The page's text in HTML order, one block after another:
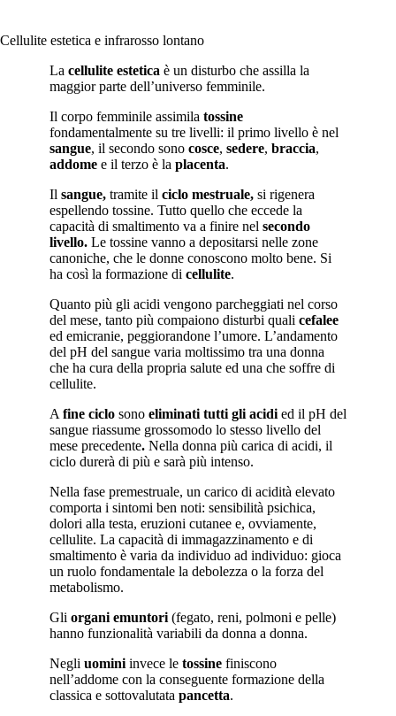
Cellulite estetica e infrarosso lontano
La cellulite estetica è un disturbo che assilla la
maggior parte dell’universo femminile.
Il corpo femminile assimila tossine
fondamentalmente su tre livelli: il primo livello è nel
sangue, il secondo sono cosce, sedere, braccia,
addome e il terzo è la placenta.
Il sangue, tramite il ciclo mestruale, si rigenera
espellendo tossine. Tutto quello che eccede la
capacità di smaltimento va a finire nel secondo
livello. Le tossine vanno a depositarsi nelle zone
canoniche, che le donne conoscono molto bene. Si
ha così la formazione di cellulite.
Quanto più gli acidi vengono parcheggiati nel corso
del mese, tanto più compaiono disturbi quali cefalee
ed emicranie, peggiorandone l’umore. L’andamento
del pH del sangue varia moltissimo tra una donna
che ha cura della propria salute ed una che soffre di
cellulite.
A fine ciclo sono eliminati tutti gli acidi ed il pH del
sangue riassume grossomodo lo stesso livello del
mese precedente. Nella donna più carica di acidi, il
ciclo durerà di più e sarà più intenso.
Nella fase premestruale, un carico di acidità elevato
comporta i sintomi ben noti: sensibilità psichica,
dolori alla testa, eruzioni cutanee e, ovviamente,
cellulite. La capacità di immagazzinamento e di
smaltimento è varia da individuo ad individuo: gioca
un ruolo fondamentale la debolezza o la forza del
metabolismo.
Gli organi emuntori (fegato, reni, polmoni e pelle)
hanno funzionalità variabili da donna a donna.
Negli uomini invece le tossine finiscono
nell’addome con la conseguente formazione della
classica e sottovalutata pancetta.